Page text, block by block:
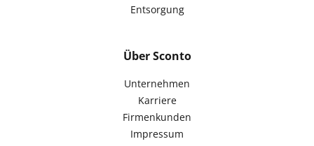
Entsorgung
Über Sconto
Unternehmen
Karriere
Firmenkunden
Impressum